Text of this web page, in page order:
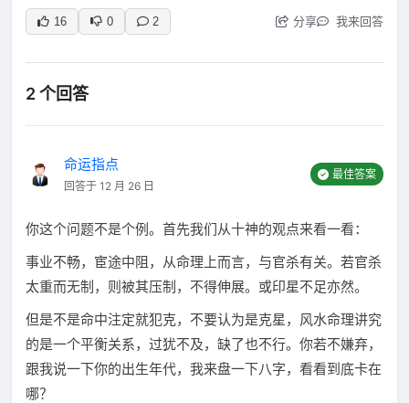
16 0 2 分享 我来回答
2 个回答
命运指点
回答于 12 月 26 日
最佳答案
你这个问题不是个例。首先我们从十神的观点来看一看：
事业不畅，宦途中阻，从命理上而言，与官杀有关。若官杀
太重而无制，则被其压制，不得伸展。或印星不足亦然。
但是不是命中注定就犯克，不要认为是克星，风水命理讲究
的是一个平衡关系，过犹不及，缺了也不行。你若不嫌弃，
跟我说一下你的出生年代，我来盘一下八字，看看到底卡在
哪？